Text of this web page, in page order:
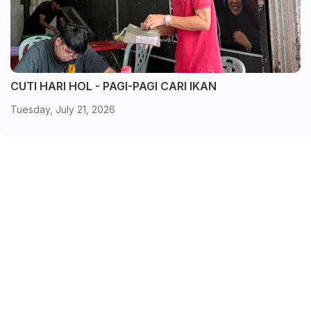
CUTI HARI HOL - PAGI-PAGI CARI IKAN
Tuesday, July 21, 2026